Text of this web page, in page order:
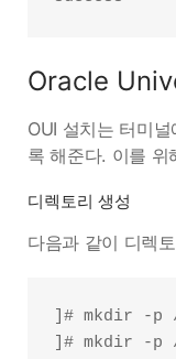
Oracle
OUI 설치는 터미
록 해준다. 이를 위
디렉토리 생성
다음과 같이 디렉
]# mkdir -p
]# mkdir -p